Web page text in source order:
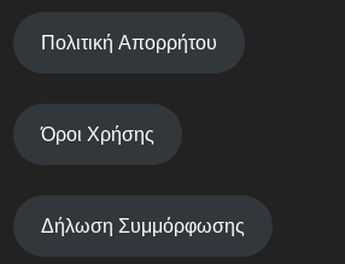
Πολιτική Απορρήτου
Όροι Χρήσης
Δήλωση Συμμόρφωσης